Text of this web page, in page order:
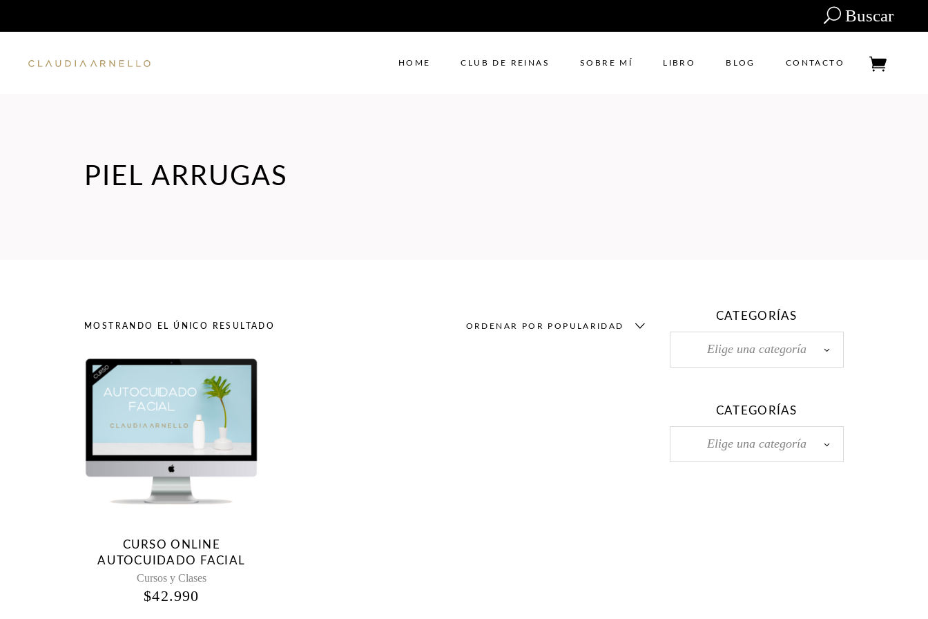
Buscar
HOME CLUB DE REINAS SOBRE MÍ LIBRO BLOG CONTACTO
PIEL ARRUGAS
MOSTRANDO EL ÚNICO RESULTADO ORDENAR POR POPULARIDAD
CURSO ONLINE
AUTOCUIDADO FACIAL
Cursos y Clases
$42.990
CATEGORÍAS
Elige una categoría
CATEGORÍAS
Elige una categoría